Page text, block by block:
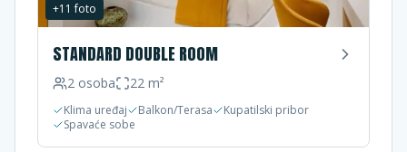
+11 foto
STANDARD DOUBLE ROOM
2 osoba 22 m²
Klima uređaj Balkon/Terasa
Kupatilski pribor
Spavaće sobe